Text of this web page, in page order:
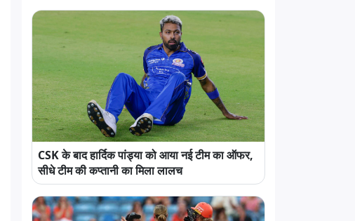
CSK के बाद हार्दिक पांड्या को आया नई टीम का ऑफर,
सीधे टीम की कप्तानी का मिला लालच